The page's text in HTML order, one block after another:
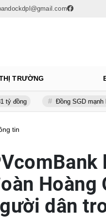
TRƯỜNG
Đồng SGD mạnh lên, hàng
tin
Hoàng
dân